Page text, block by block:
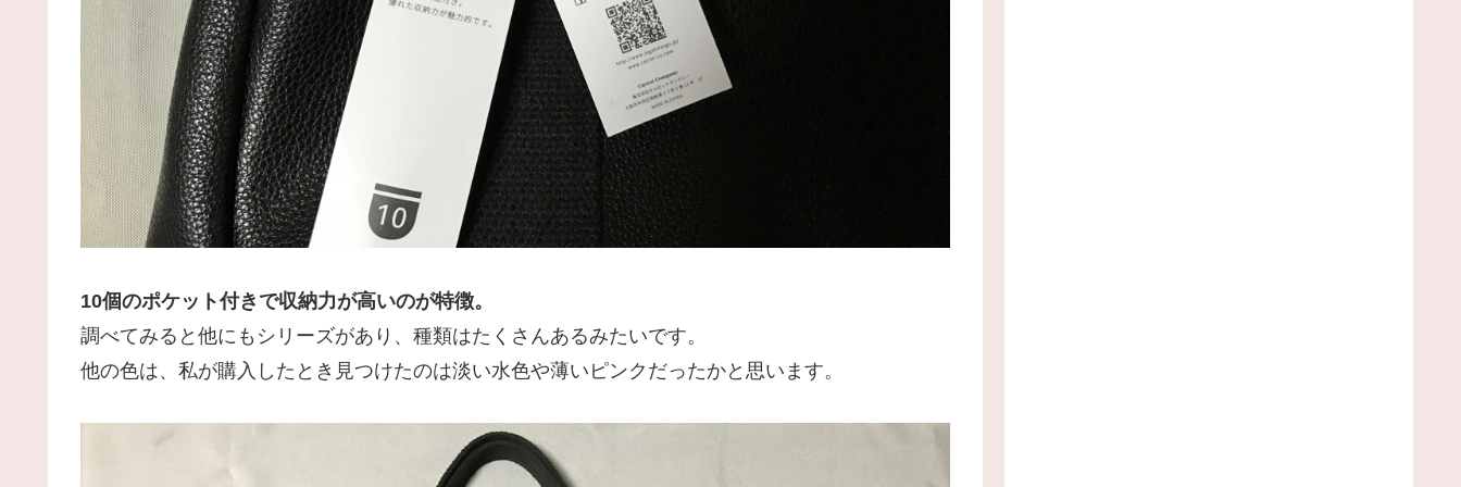
10個のポケット付きで収納力が高いのが特徴。
調べてみると他にもシリーズがあり、種類はたくさんあるみたいです。
他の色は、私が購入したとき見つけたのは淡い水色や薄いピンクだったかと思います。